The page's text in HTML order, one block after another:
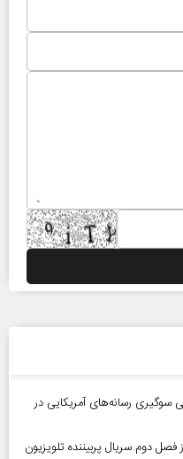
سوگیری رسانه‌های آمریکایی در